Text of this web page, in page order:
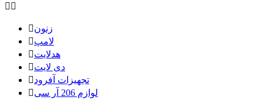
 
زنون
لامپ
هدلایت
دی لایت
تجهیزات آفرود

لوازم 206 آر سی